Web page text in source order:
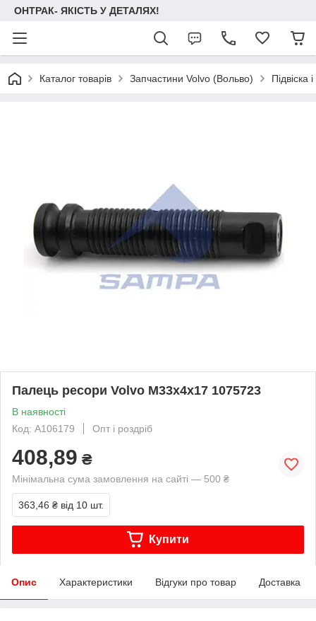
ОНТРАК- ЯКІСТЬ У ДЕТАЛЯХ!
Каталог товарів Запчастини Volvo (Вольво) Підвіска
Палець ресори Volvo M33x4x17 1075723
В наявності
Код: A106179
Опт і роздріб
408,89 ₴
Мінімальна сума замовлення на сайті — 500 ₴
363,46 ₴ від 10 шт.
Купити
Опис Характеристики Відгуки про товар Доставка